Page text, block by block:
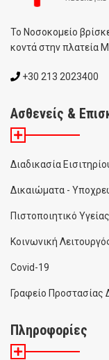
To Noσοκομείο
κοντά στην πλατεία
+30 213 2023400
Ασθενείς &
Διαδικασία
Δικαιώματα -
Πιστοποιητικό Υγείας
Κοινωνική
Covid-19
Γραφείο
Πληροφορίες